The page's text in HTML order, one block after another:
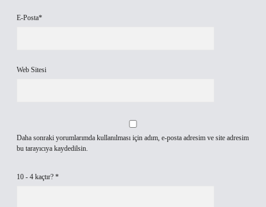
E-Posta*
Web Sitesi
Daha sonraki yorumlarımda kullanılması için adım, e-posta adresim ve site adresim
bu tarayıcıya kaydedilsin.
10 - 4 kaçtır? *